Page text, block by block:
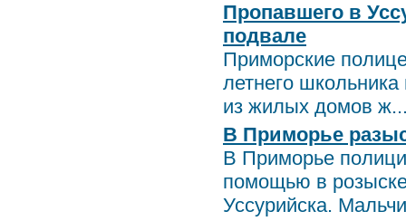
Пропавшего в
подвале
Приморские
летнего
из жилых домов
В Приморье
В Приморье
помощью в
Уссурийска.